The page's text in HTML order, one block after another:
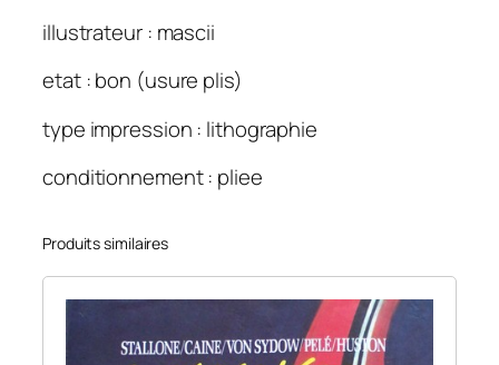
illustrateur : mascii
etat : bon (usure plis)
type impression : lithographie
conditionnement : pliee
Produits similaires